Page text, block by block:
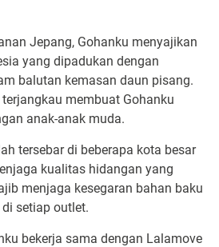
Jepang, Gohanku menyajikan
yang dipadukan dengan
balutan kemasan daun pisang.
membuat Gohanku
anak-anak muda.
tersebar di beberapa kota besar
kualitas hidangan yang
menjaga kesegaran bahan baku
setiap outlet.
bekerja sama dengan Lalamove